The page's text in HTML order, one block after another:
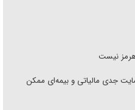
هرمز نیست
جدی مالیاتی و بیمه‌ای ممکن